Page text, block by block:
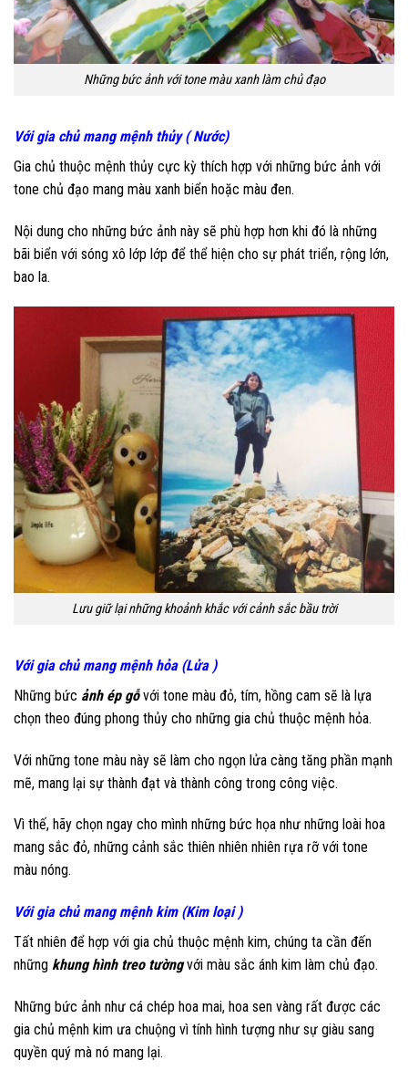
Những bức ảnh với tone màu xanh làm chủ đạo
Với gia chủ mang mệnh thủy ( Nước)
Gia chủ thuộc mệnh thủy cực kỳ thích hợp với những bức ảnh với
tone chủ đạo mang màu xanh biển hoặc màu đen.
Nội dung cho những bức ảnh này sẽ phù hợp hơn khi đó là những
bãi biển với sóng xô lớp lớp để thể hiện cho sự phát triển, rộng lớn,
bao la.
Lưu giữ lại những khoảnh khắc với cảnh sắc bầu trời
Với gia chủ mang mệnh hỏa (Lửa )
Những bức ảnh ép gỗvới tone màu đỏ, tím, hồng cam sẽ là lựa
chọn theo đúng phong thủy cho những gia chủ thuộc mệnh hỏa.
Với những tone màu này sẽ làm cho ngọn lửa càng tăng phần mạnh
mẽ, mang lại sự thành đạt và thành công trong công việc.
Vì thế, hãy chọn ngay cho mình những bức họa như những loài hoa
mang sắc đỏ, những cảnh sắc thiên nhiên nhiên rựa rỡ với tone
màu nóng.
Với gia chủ mang mệnh kim (Kim loại )
Tất nhiên để hợp với gia chủ thuộc mệnh kim, chúng ta cần đến
những khung hình treo tườngvới màu sắc ánh kim làm chủ đạo.
Những bức ảnh như cá chép hoa mai, hoa sen vàng rất được các
gia chủ mệnh kim ưa chuộng vì tính hình tượng như sự giàu sang
quyền quý mà nó mang lại.